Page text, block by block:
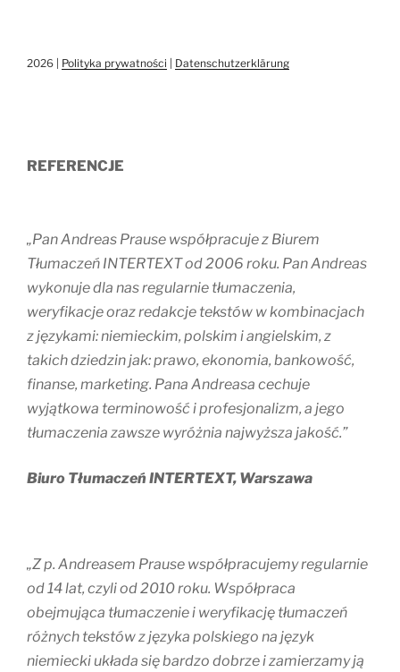
2026 | Polityka prywatności Datenschutzerklärung
REFERENCJE
„Pan Andreas Prause współpracuje z Biurem
Tłumaczeń INTERTEXT od 2006 roku. Pan Andreas
wykonuje dla nas regularnie tłumaczenia,
weryfikacje oraz redakcje tekstów w kombinacjach
z językami: niemieckim, polskim i angielskim, z
takich dziedzin jak: prawo, ekonomia, bankowość,
finanse, marketing. Pana Andreasa cechuje
wyjątkowa terminowość i profesjonalizm, a jego
tłumaczenia zawsze wyróżnia najwyższa jakość.”
Biuro Tłumaczeń INTERTEXT, Warszawa
„Z p. Andreasem Prause współpracujemy regularnie
od 14 lat, czyli od 2010 roku. Współpraca
obejmująca tłumaczenie i weryfikację tłumaczeń
różnych tekstów z języka polskiego na język
niemiecki układa się bardzo dobrze i zamierzamy ją